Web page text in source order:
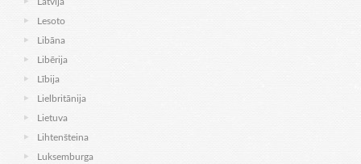
Lesoto
Libāna
Libērija
Lībija
Lielbritānija
Lietuva
Lihtenšteina
Luksemburga